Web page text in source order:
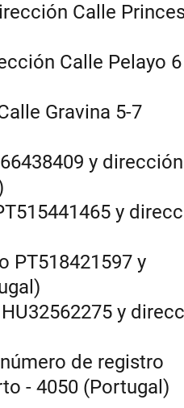
Calle
Calle Pelayo 6
Gravina 5-7
y dirección
y
PT518421597 y
y
número de registro
- 4050 (Portugal)